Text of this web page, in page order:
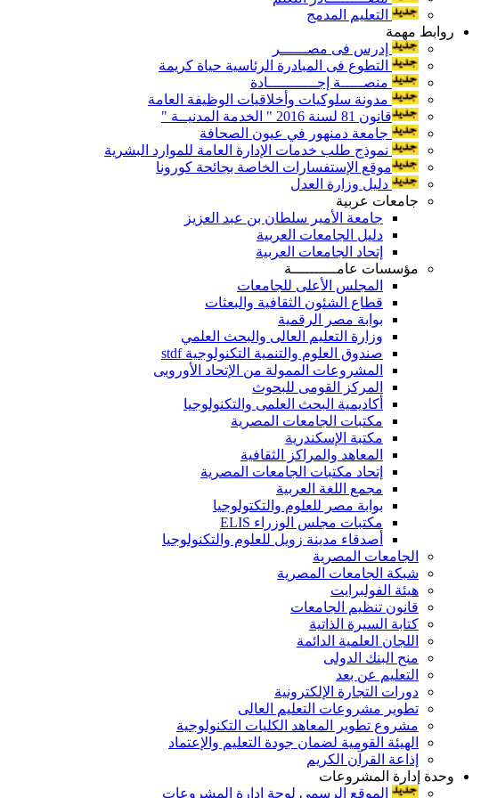
التعليم المدمج
روابط مهمة
إدرس فى مصــــــر
التطوع فى المبادرة الرئاسية حياة كريمة
منصـــــة إجـــــــــــادة
مدونة سلوكيات وأخلاقيات الوظيفة العامة
قانون 81 لسنة 2016 " الخدمة المدنيــة "
جامعة دمنهور في عيون الصحافة
نموذج طلب خدمات الإدارة العامة للموارد البشرية
موقع الإستفسارات الخاصة بجائحة كورونا
دليل وزارة العدل
جامعات عربية
جامعة الأمير سلطان بن عبد العزيز
دليل الجامعات العربية
إتحاد الجامعات العربية
مؤسسات عامــــــــــة
المجلس الأعلى للجامعات
قطاع الشئون الثقافية والبعثات
بوابة مصر الرقمية
وزارة التعليم العالى والبحث العلمي
صندوق العلوم والتنمية التكنولوجية stdf
المشروعات الممولة من الإتحاد الأوروبى
المركز القومى للبحوث
أكاديمية البحث العلمى والتكنولوجيا
مكتبات الجامعات المصرية
مكتبة الإسكندرية
المعاهد والمراكز الثقافية
إتحاد مكتبات الجامعات المصرية
مجمع اللغة العربية
بوابة مصر للعلوم والتكتولوجيا
مكتبات مجلس الوزراء ELIS
أصدقاء مدينة زويل للعلوم والتكنولوجيا
الجامعات المصرية
شبكة الجامعات المصرية
هيئة الفولبرايت
قانون تنظيم الجامعات
كتابة السيرة الذاتية
اللجان العلمية الدائمة
منح البنك الدولى
التعليم عن بعد
دورات التجارة الإلكترونية
تطوير مشروعات التعليم العالى
مشروع تطوير المعاهد الكليات التكنولوجية
الهيئة القومية لضمان جودة التعليم والإعتماد
إذاعة القرآن الكريم
وحدة إدارة المشروعات
الموقع الرسمى لوحة إدارة المشروعات